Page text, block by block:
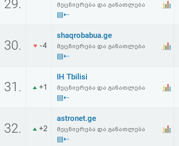
29. მეცნიერება და განათლება
▤⇠
30. -4
shaqrobabua.ge
მეცნიერება და განათლება
▤⇠
31. +1
IH Tbilisi
მეცნიერება და განათლება
▤⇠
32. +2
astronet.ge
მეცნიერება და განათლება
▤⇠